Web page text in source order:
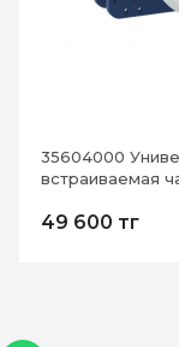
35604000
встраиваемая
49 600 тг